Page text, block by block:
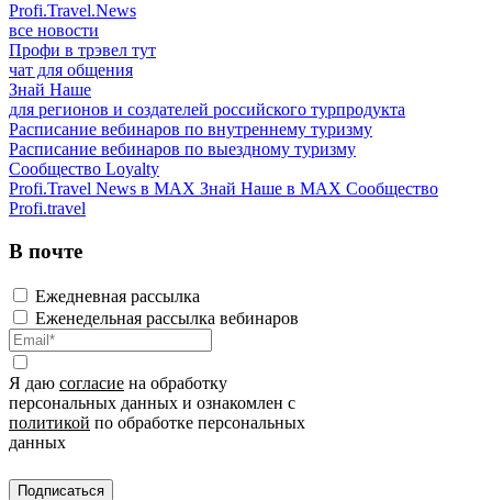
Profi.Travel.News
все новости
Профи в трэвел тут
чат для общения
Знай Наше
для регионов и создателей российского турпродукта
Расписание вебинаров по внутреннему туризму
Расписание вебинаров по выездному туризму
Сообщество Loyalty
Profi.Travel News в MAX Знай Наше в MAX Сообщество
Profi.travel
В почте
Ежедневная рассылка
Еженедельная рассылка вебинаров
Я даю согласие на обработку
персональных данных и ознакомлен с
политикой по обработке персональных
данных
Подписаться